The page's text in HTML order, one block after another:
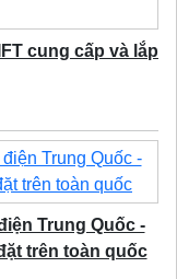
cung cấp và lắp
Trung Quốc -
trên toàn quốc